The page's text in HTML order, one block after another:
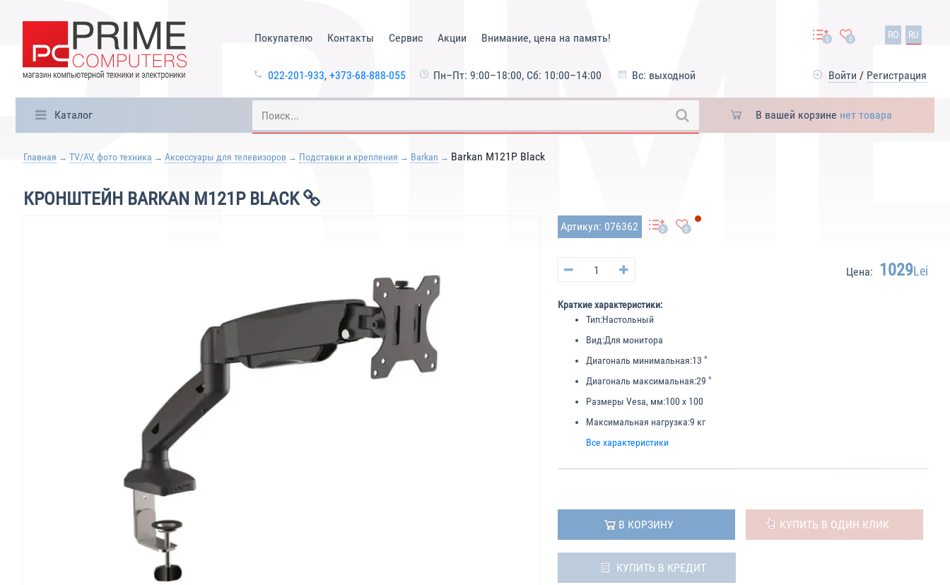
Покупателю Контакты Сервис Акции Внимание, цена на память!
022-201-933, +373-68-888-055 Пн–Пт: 9:00–18:00, Сб: 10:00–14:00 Вс: выходной
0 0 RO RU
Войти / Регистрация
Каталог В вашей корзине нет товара
Главная TV/AV, фото техника Аксессуары для телевизоров Подставки и крепления Barkan Barkan M121P Black
КРОНШТЕЙН BARKAN M121P BLACK
Артикул: 076362 0 0
Цена: 1029Lei
Краткие характеристики:
Тип:Настольный
Вид:Для монитора
Диагональ минимальная:13 "
Диагональ максимальная:29 "
Размеры Vesa, мм:100 x 100
Максимальная нагрузка:9 кг
Все характеристики
В КОРЗИНУ КУПИТЬ В ОДИН КЛИК
КУПИТЬ В КРЕДИТ